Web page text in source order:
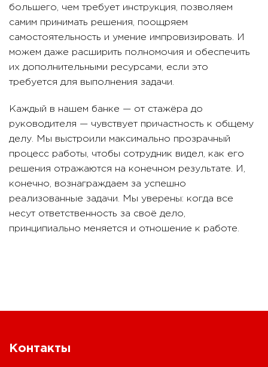
большего, чем требует инструкция, позволяем
самим принимать решения, поощряем
самостоятельность и умение импровизировать. И
можем даже расширить полномочия и обеспечить
их дополнительными ресурсами, если это
требуется для выполнения задачи.
Каждый в нашем банке — от стажёра до
руководителя — чувствует причастность к общему
делу. Мы выстроили максимально прозрачный
процесс работы, чтобы сотрудник видел, как его
решения отражаются на конечном результате. И,
конечно, вознаграждаем за успешно
реализованные задачи. Мы уверены: когда все
несут ответственность за своё дело,
принципиально меняется и отношение к работе.
Контакты